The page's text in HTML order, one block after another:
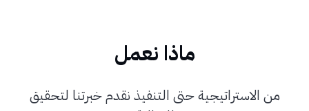
ماذا نعمل
من الاستراتيجية حتى التنفيذ نقدم خبرتنا لتحقيق